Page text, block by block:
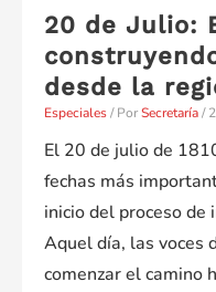
20 de Julio:
desde la
Especiales/ PorSecretaría/
El 20 de julio de
fechas más
inicio del proceso de
Aquel día, las voces
comenzar el camino